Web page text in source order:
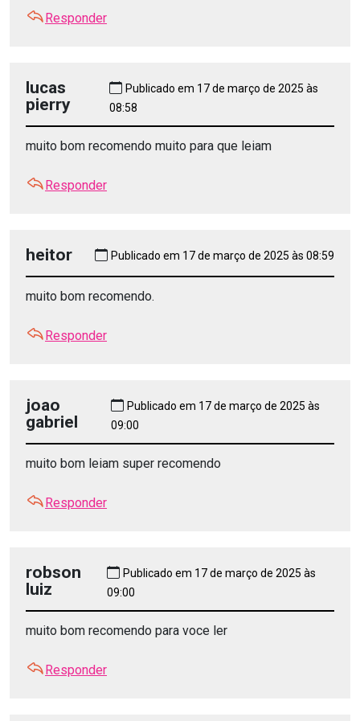
Responder
lucas
pierry
Publicado em 17 de março de 2025 às
08:58
muito bom recomendo muito para que leiam
Responder
heitor Publicado em 17 de março de 2025 às 08:59
muito bom recomendo.
Responder
joao
gabriel
Publicado em 17 de março de 2025 às
09:00
muito bom leiam super recomendo
Responder
robson
luiz
Publicado em 17 de março de 2025 às
09:00
muito bom recomendo para voce ler
Responder